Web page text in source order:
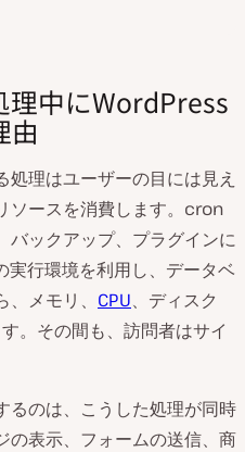
理中にWordPress
由
理はユーザーの目には見え
ソースを消費します。cron
バックアップ、プラグインに
実行環境を利用し、データベ
メモリ、 CPU、ディスク
。その間も、訪問者はサイ
るのは、こうした処理が同時
の表示、フォームの送信、商